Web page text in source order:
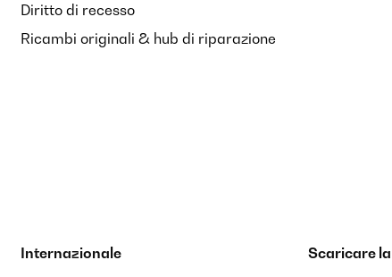
Diritto di recesso
Ricambi originali & hub di riparazione
Internazionale Scaricare